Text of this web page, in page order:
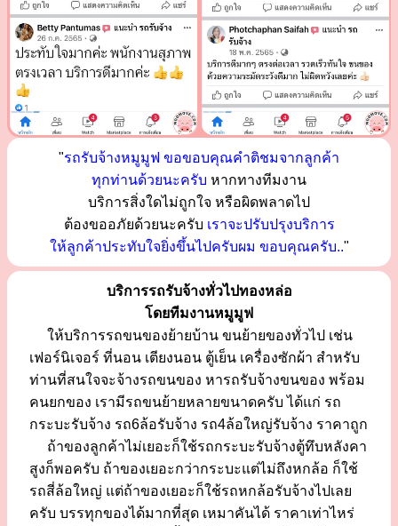
"รถรับจ้างหมูมูฟ ขอขอบคุณคำติชมจากลูกค้า
ทุกท่านด้วยนะครับ หากทางทีมงาน
บริการสิ่งใดไม่ถูกใจ หรือผิดพลาดไป
ต้องขออภัยด้วยนะครับ เราจะปรับปรุงบริการ
ให้ลูกค้าประทับใจยิ่งขึ้นไปครับผม ขอบคุณครับ.."
บริการรถรับจ้างทั่วไปทองหล่อ
โดยทีมงานหมูมูฟ
ให้บริการรถขนของย้ายบ้าน ขนย้ายของทั่วไป เช่น
เฟอร์นิเจอร์ ที่นอน เตียงนอน ตู้เย็น เครื่องซักผ้า สำหรับ
ท่านที่สนใจจะจ้างรถขนของ หารถรับจ้างขนของ พร้อม
คนยกของ เรามีรถขนย้ายหลายขนาดครับ ได้แก่ รถ
กระบะรับจ้าง รถ6ล้อรับจ้าง รถ4ล้อใหญ่รับจ้าง ราคาถูก
ถ้าของลูกค้าไม่เยอะก็ใช้รถกระบะรับจ้างตู้ทึบหลังคา
สูงก็พอครับ ถ้าของเยอะกว่ากระบะแต่ไม่ถึงหกล้อ ก็ใช้
รถสี่ล้อใหญ่ แต่ถ้าของเยอะก็ใช้รถหกล้อรับจ้างไปเลย
ครับ บรรทุกของได้มากที่สุด เหมาคันได้ ราคาเท่าไหร่